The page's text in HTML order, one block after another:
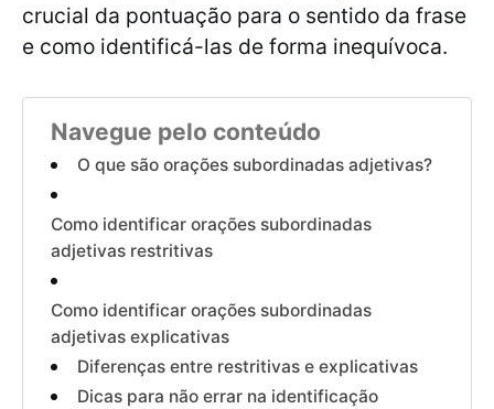
crucial da pontuação para o sentido da frase
e como identificá-las de forma inequívoca.
Navegue pelo conteúdo
O que são orações subordinadas adjetivas?
Como identificar orações subordinadas
adjetivas restritivas
Como identificar orações subordinadas
adjetivas explicativas
Diferenças entre restritivas e explicativas
Dicas para não errar na identificação